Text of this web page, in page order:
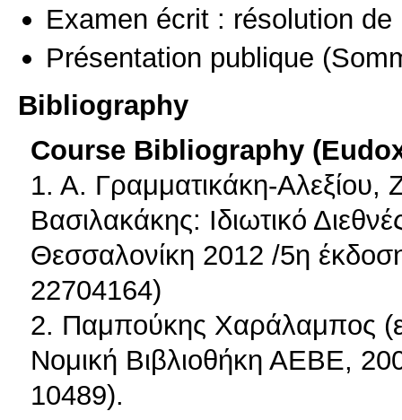
Examen écrit : résolution de
Présentation publique
Bibliography
Course Bibliography
1. Α. Γραμματικάκη-
Βασιλακάκης: Ιδιωτικό
Θεσσαλονίκη 2012 /5η
22704164)
2. Παμπούκης Χαράλαμπος
Νομική Βιβλιοθήκη ΑΕΒΕ,
10489).